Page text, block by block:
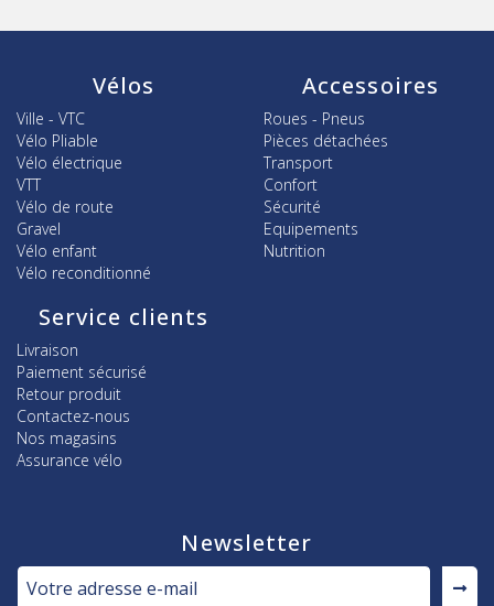
Vélos
Ville - VTC
Vélo Pliable
Vélo électrique
VTT
Vélo de route
Gravel
Vélo enfant
Vélo reconditionné
Accessoires
Roues - Pneus
Pièces détachées
Transport
Confort
Sécurité
Equipements
Nutrition
Service clients
Livraison
Paiement sécurisé
Retour produit
Contactez-nous
Nos magasins
Assurance vélo
Newsletter